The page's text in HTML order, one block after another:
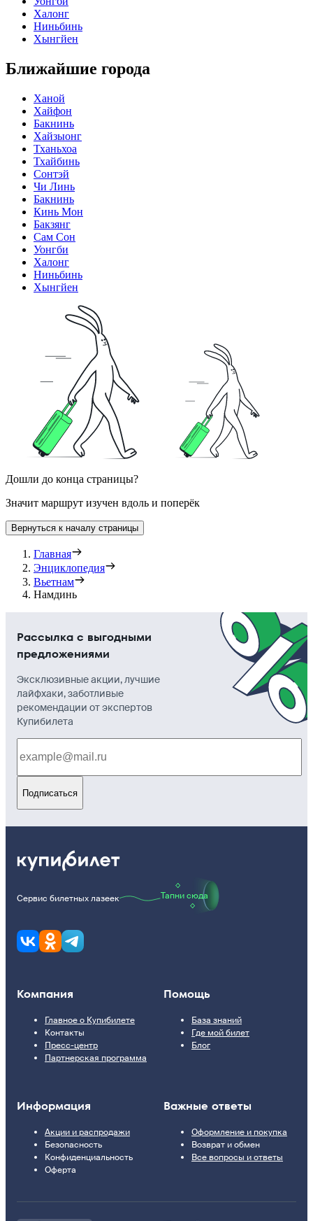
Халонг
Ниньбинь
Хынгйен
Ближайшие города
Ханой
Хайфон
Бакнинь
Хайзыонг
Тханьхоа
Тхайбинь
Сонтэй
Чи Линь
Бакнинь
Кинь Мон
Бакзянг
Сам Сон
Уонгби
Халонг
Ниньбинь
Хынгйен
Дошли до конца страницы?
Значит маршрут изучен вдоль и поперёк
Вернуться к началу страницы
Главная
Энциклопедия
Вьетнам
Намдинь
Рассылка с выгодными
предложениями
Эксклюзивные акции, лучшие
лайфхаки, заботливые
рекомендации от экспертов
Купибилета
Подписаться
Сервис билетных лазеек Тапни сюда
Компания
Главное о Купибилете
Контакты
Пресс-центр
Партнерская программа
Помощь
База знаний
Где мой билет
Блог
Информация
Акции и распродажи
Безопасность
Конфиденциальность
Оферта
Важные ответы
Оформление и покупка
Возврат и обмен
Все вопросы и ответы